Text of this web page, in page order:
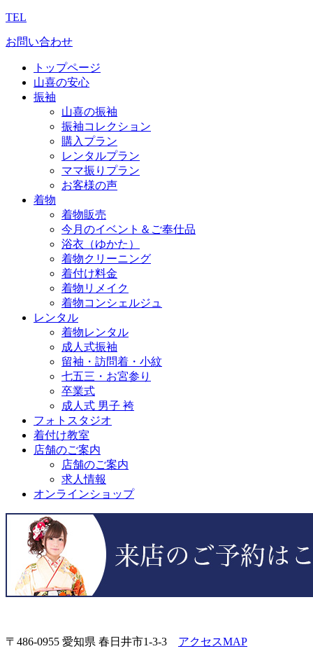
TEL
お問い合わせ
トップページ
山喜の安心
振袖
山喜の振袖
振袖コレクション
購入プラン
レンタルプラン
ママ振りプラン
お客様の声
着物
着物販売
今月のイベント＆ご奉仕品
浴衣（ゆかた）
着物クリーニング
着付け料金
着物リメイク
着物コンシェルジュ
レンタル
着物レンタル
成人式振袖
留袖・訪問着・小紋
七五三・お宮参り
卒業式
成人式 男子 袴
フォトスタジオ
着付け教室
店舗のご案内
店舗のご案内
求人情報
オンラインショップ
〒486-0955 愛知県 春日井市1-3-3 アクセスMAP